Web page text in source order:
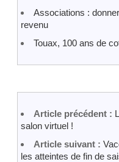
Associations :
revenu
Touax, 100 ans de
Article précédent :
salon virtuel !
Article suivant :
les atteintes de fin de